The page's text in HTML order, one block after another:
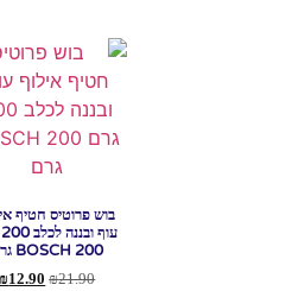
בוש פרוטיס חטיף
BOSCH 200 גרם
₪21.90
₪12.90